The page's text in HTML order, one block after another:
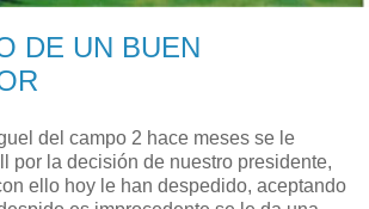
DE UN BUEN
del campo 2 hace meses se le
por la decisión de nuestro presidente,
ello hoy le han despedido, aceptando